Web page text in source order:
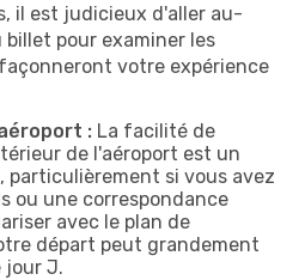
il est judicieux d'aller au-
pour examiner les
votre expérience
: La facilité de
de l'aéroport est un
si vous avez
ou une correspondance
avec le plan de
départ peut grandement
jour J.